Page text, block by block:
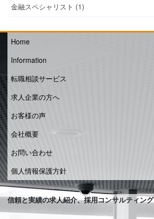
金融スペシャリスト (1)
Home
Information
転職相談サービス
求人企業の方へ
お客様の声
会社概要
お問い合わせ
個人情報保護方針
信頼と実績の求人紹介、採用コンサルティング